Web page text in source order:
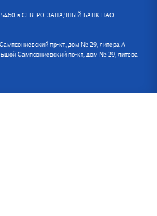
в СЕВЕРО-ЗАПАДНЫЙ БАНК ПАО
пр-кт, дом № 29, литера А
Сампсониевский пр-кт, дом № 29, литера